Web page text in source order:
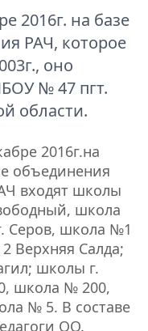
2016г. на базе
РАЧ, которое
оно
№ 47 пгт.
области.
2016г.на
объединения
входят школы
школа
Серов, школа №1
Верхняя Салда;
школы г.
школа № 200,
№ 5. В составе
ОО.